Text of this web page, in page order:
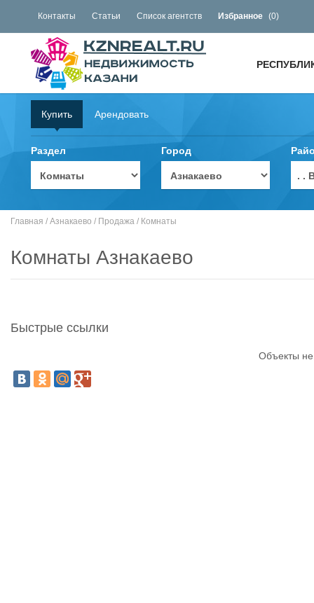
Контакты Статьи Список агентств Избранное (0)
Купить Арендовать
Раздел Город
. .
Главная / Азнакаево / Продажа / Комнаты
Комнаты Азнакаево
Быстрые ссылки
Объекты